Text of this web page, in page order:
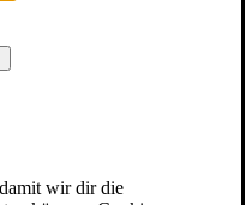
wir dir die